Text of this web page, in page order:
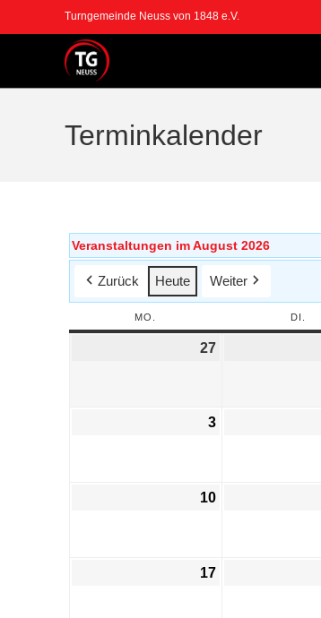
Turngemeinde Neuss von 1848 e.V.
Terminkalender
Veranstaltungen im August 2026
Zurück Heute Weiter
MO. DI.
27
3
10
17